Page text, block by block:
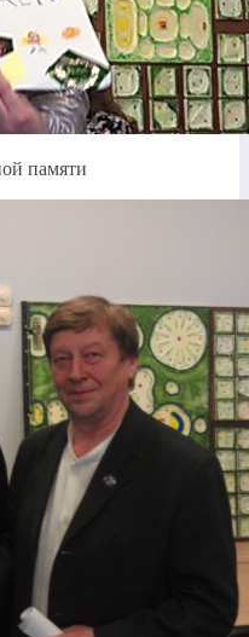
памяти